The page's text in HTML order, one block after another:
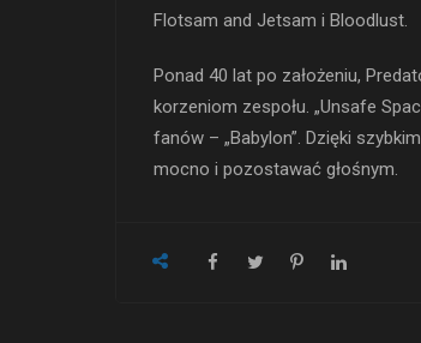
Flotsam and Jetsam i Bloodlust.
Ponad 40 lat po założeniu,
korzeniom zespołu. „Unsafe
fanów – „Babylon”. Dzięki
mocno i pozostawać głośnym.